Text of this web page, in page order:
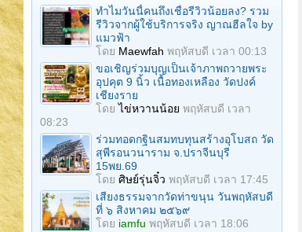
ทำไมวันนี้คนถึงเชื่อรีวิวน้อยลง? รวม
รีวิวจากผู้ใช้บริการจริง ญาณฮีลใจ by
แมวฟ้า
โดย Maewfah พฤหัสบดี เวลา 00:13
ขอเชิญร่วมบุญเป็นเจ้าภาพถวายพระ
อุปคุต 9 นิ้ว เนื้อทองเหลือง วัดปงค์
เชียงราย
โดยไข่หวานน้อย พฤหัสบดี เวลา
08:23
ร่วมทอดกฐินสมทบทุนสร้างอุโบสถ วัด
สุพีรอนวนาราม จ.ปราจีนบุรี
15พย.69
โดย ศิษย์รุ่นจิ๋ว พฤหัสบดี เวลา 17:45
เสียงธรรมจากวัดท่าขนุน วันพฤหัสบดี
ที่ ๖ สิงหาคม ๒๕๖๙
โดย iamfu พฤหัสบดี เวลา 18:06